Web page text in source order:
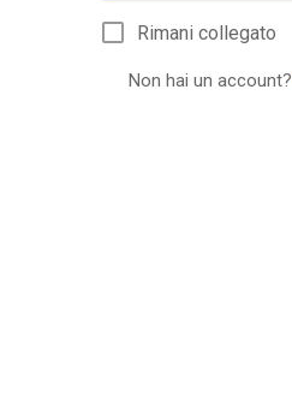
Rimani collegato
Non hai un account?